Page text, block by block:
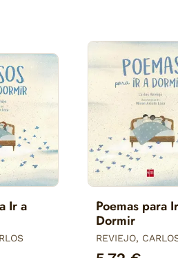
Ir a
Poemas para
Dormir
REVIEJO,